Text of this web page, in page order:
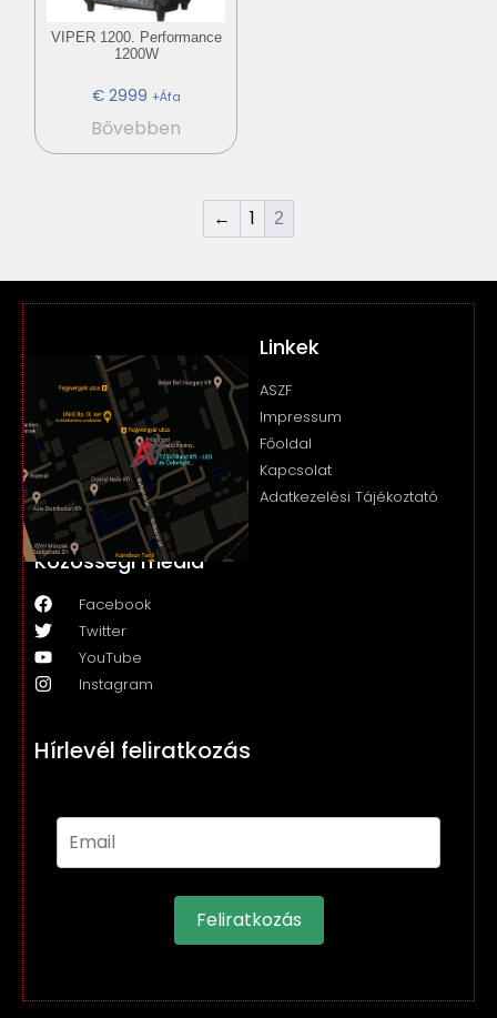
VIPER 1200. Performance
1200W
€2999 +Áfa
Bővebben
← 1 2
Linkek
ASZF
Impressum
Főoldal
Kapcsolat
Adatkezelési Tájékoztató
Közösségi média
Facebook
Twitter
YouTube
Instagram
Hírlevél feliratkozás
Feliratkozás